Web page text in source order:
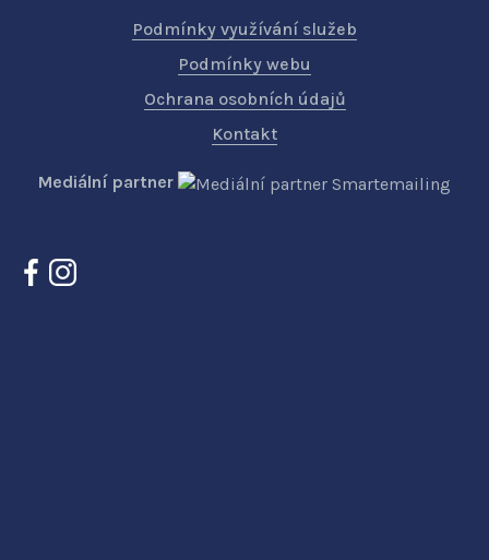
Podmínky využívání služeb
Podmínky webu
Ochrana osobních údajů
Kontakt
Mediální partner